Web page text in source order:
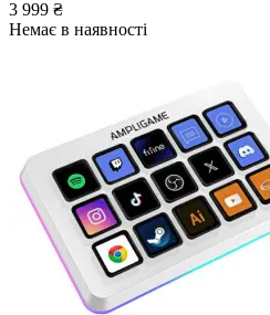
3 999 ₴
Немає в наявності